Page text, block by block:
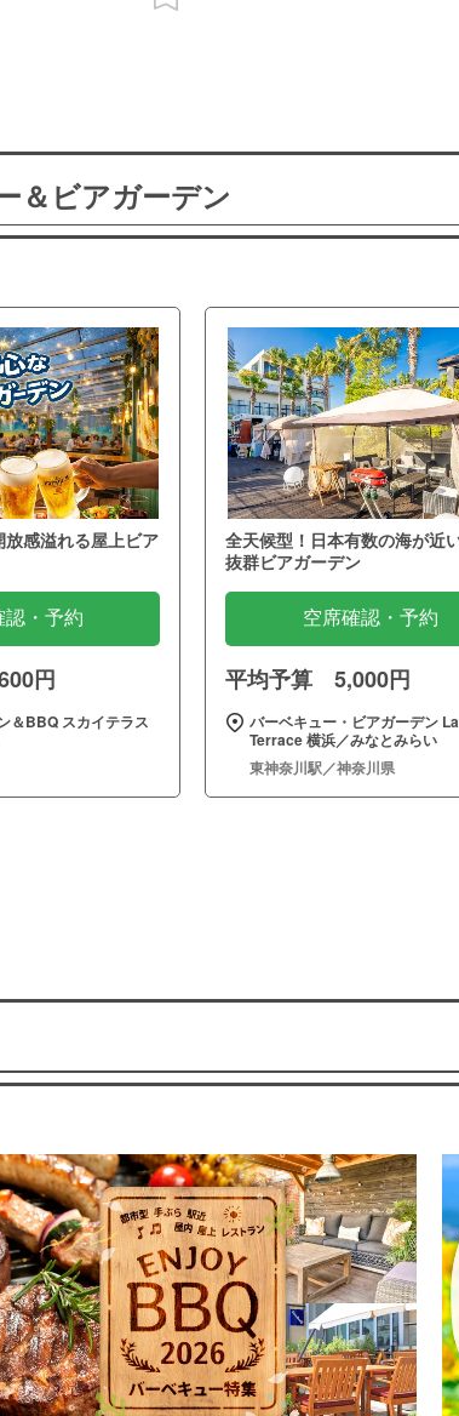
＆ビアガーデン
感溢れる屋上ビア
認・予約
円
＆BBQ スカイテラス
全天候型！日本有数の海が近
抜群ビアガーデン
空席確認・予約
平均予算 5,000円
バーベキュー・ビアガーデン
Terrace 横浜／みなとみらい
東神奈川駅／神奈川県